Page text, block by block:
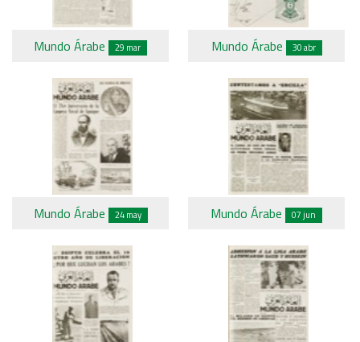
Mundo Árabe 29 mar Mundo Árabe 30 abr
Mundo Árabe 24 may Mundo Árabe 07 jun